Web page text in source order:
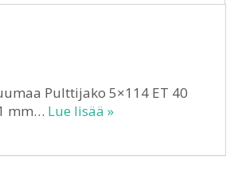
Pulttijako 5×114 ET 40
mm… Lue lisää »